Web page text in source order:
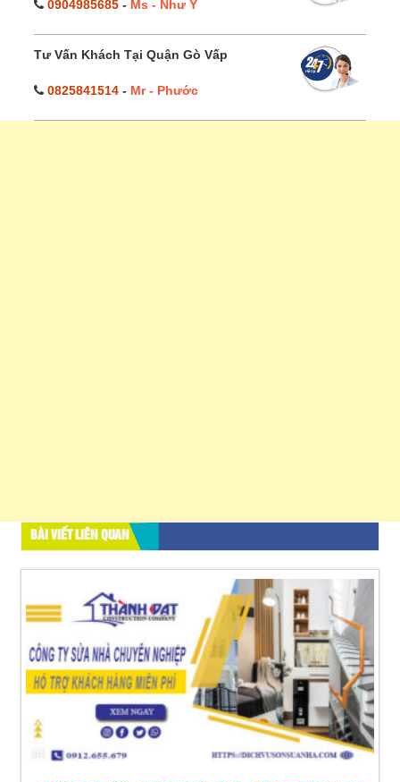
0904985685 - Ms - Như Ý
Tư Vấn Khách Tại Quận Gò Vấp
0825841514 - Mr - Phước
BÀI VIẾT LIÊN QUAN